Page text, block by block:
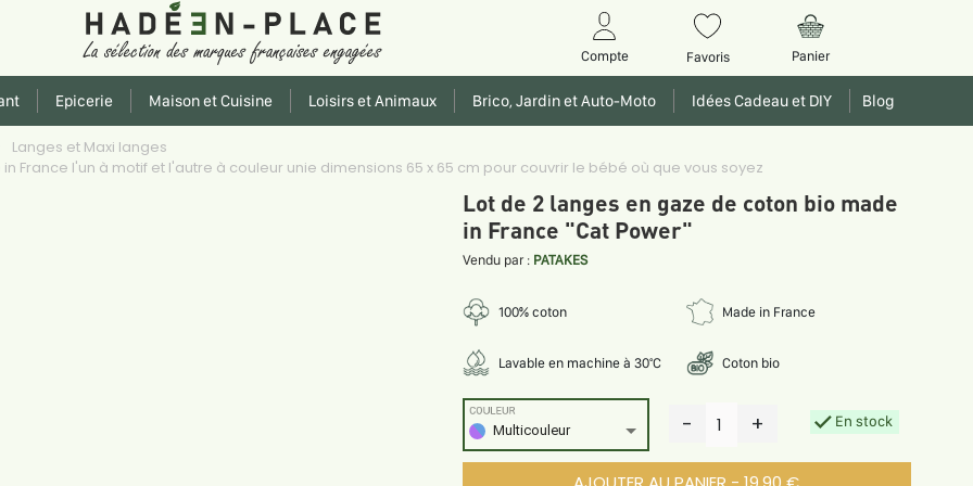
Compte Favoris Panier
Epicerie Maison et Cuisine Loisirs et Animaux Brico, Jardin et Auto-Moto Idées Cadeau et DIY Blog
Langes et Maxi langes
France l'un à motif et l'autre à couleur unie dimensions 65 x 65 cm pour couvrir le bébé où que vous soyez
Lot de 2 langes en gaze de coton bio made
in France "Cat Power"
Vendu par : PATAKES
100% coton Made in France
Lavable en machine à 30°C Coton bio
Multicouleur
COULEUR - 1 + En stock